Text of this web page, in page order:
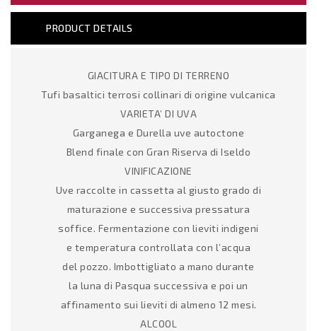
PRODUCT DETAILS
GIACITURA E TIPO DI TERRENO
Tufi basaltici terrosi collinari di origine vulcanica
VARIETA’ DI UVA
Garganega e Durella uve autoctone
Blend finale con Gran Riserva di Iseldo
VINIFICAZIONE
Uve raccolte in cassetta al giusto grado di
maturazione e successiva pressatura
soffice. Fermentazione con lieviti indigeni
e temperatura controllata con l’acqua
del pozzo. Imbottigliato a mano durante
la luna di Pasqua successiva e poi un
affinamento sui lieviti di almeno 12 mesi.
ALCOOL